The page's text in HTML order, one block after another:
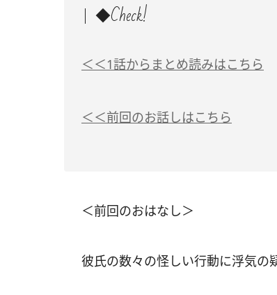
◆Check!
＜＜1話からまとめ読みはこちら
＜＜前回のお話しはこちら
＜前回のおはなし＞
彼氏の数々の怪しい行動に浮気の